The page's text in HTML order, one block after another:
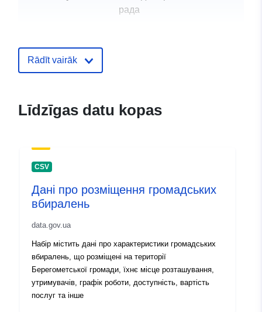
рада
ieraksts:
Jaunākā informācija par
Identifikatori:
uriRef:
Versijas
informācija:
1.0
Rādīt vairāk
Līdzīgas datu kopas
CSV
Дані про розміщення громадських
вбиралень
data.gov.ua
Набір містить дані про характеристики громадських
вбиралень, що розміщені на території
Берегометської громади, їхнє місце розташування,
утримувачів, графік роботи, доступність, вартість
послуг та інше